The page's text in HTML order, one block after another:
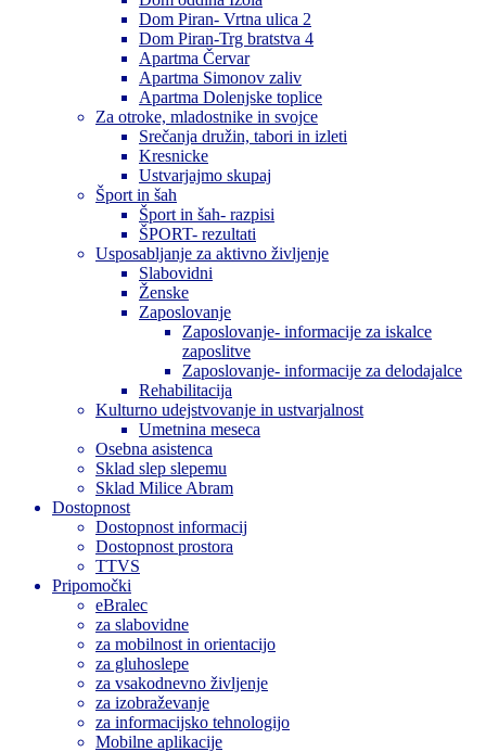
Dom Piran- Vrtna ulica 2
Dom Piran-Trg bratstva 4
Apartma Červar
Apartma Simonov zaliv
Apartma Dolenjske toplice
Za otroke, mladostnike in svojce
Srečanja družin, tabori in izleti
Kresnicke
Ustvarjajmo skupaj
Šport in šah
Šport in šah- razpisi
ŠPORT- rezultati
Usposabljanje za aktivno življenje
Slabovidni
Ženske
Zaposlovanje
Zaposlovanje- informacije za iskalce
zaposlitve
Zaposlovanje- informacije za delodajalce
Rehabilitacija
Kulturno udejstvovanje in ustvarjalnost
Umetnina meseca
Osebna asistenca
Sklad slep slepemu
Sklad Milice Abram
Dostopnost
Dostopnost informacij
Dostopnost prostora
TTVS
Pripomočki
eBralec
za slabovidne
za mobilnost in orientacijo
za gluhoslepe
za vsakodnevno življenje
za izobraževanje
za informacijsko tehnologijo
Mobilne aplikacije